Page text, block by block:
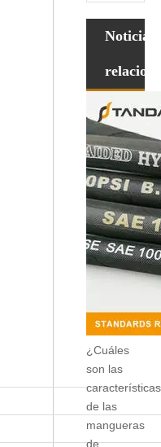
Noticias
¿Cuáles
son las
características
de las
mangueras
de